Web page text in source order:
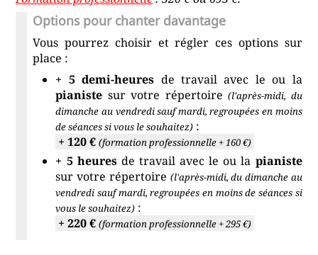
Options pour chanter davantage
Vous pourrez choisir et régler ces options sur
place :
+ 5 demi-heures de travail avec le ou la
pianiste sur votre répertoire(l'après-midi, du
dimanche au vendredi sauf mardi, regroupées en moins
de séances si vous le souhaitez) :
+ 120 € (formation professionnelle + 160 €)
+ 5 heuresde travail avec le ou la pianiste
sur votre répertoire (l'après-midi, du dimanche au
vendredi sauf mardi, regroupées en moins de séances si
vous le souhaitez) :
+ 220 € (formation professionnelle + 295 €)